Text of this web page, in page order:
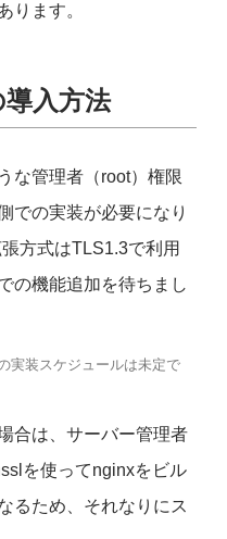
ります。
入方法
な管理者（root）権限
での実装が必要になり
方式はTLS1.3で利用
の機能追加を待ちまし
実装スケジュールは未定で
合は、サーバー管理者
を使ってnginxをビル
るため、それなりにス